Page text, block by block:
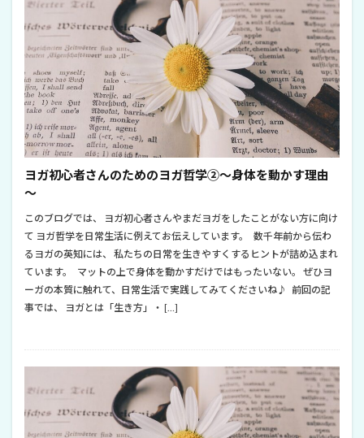
ヨガ初心者さんのためのヨガ哲学②～身体を動かす理由
～
このブログでは、 ヨガ初心者さんやまだヨガをしたことがない方に向け
て ヨガ哲学を日常生活に例えてお伝えしています。 数千年前から伝わ
るヨガの英知には、 私たちの日常を生きやすくするヒントが詰め込まれ
ています。 マットの上で身体を動かすだけではもったいない。 ぜひヨ
ーガの本質に触れて、日常生活で実践してみてくださいね♪ 前回の記
事では、 ヨガとは「生き方」・ […]